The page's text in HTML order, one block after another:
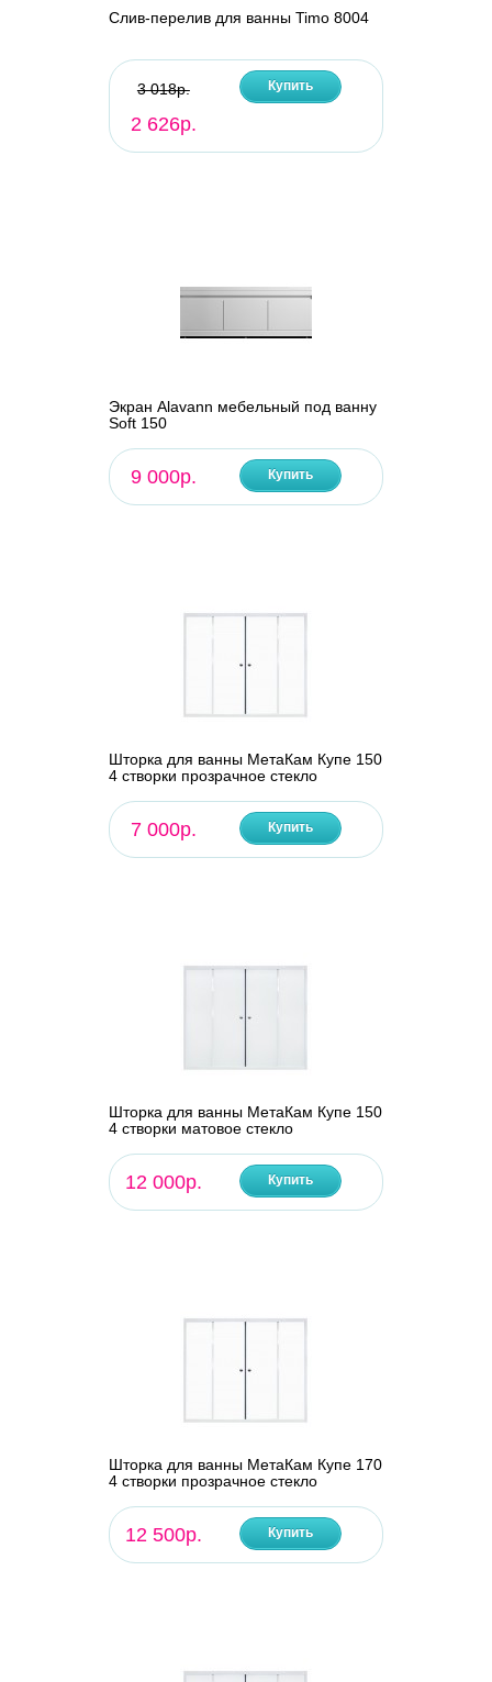
Слив-перелив для ванны Timo 8004
3 018р.
2 626р.
Купить
Экран Alavann мебельный под ванну
Soft 150
9 000р. Купить
Шторка для ванны МетаКам Купе 150
4 створки прозрачное стекло
7 000р. Купить
Шторка для ванны МетаКам Купе 150
4 створки матовое стекло
12 000р. Купить
Шторка для ванны МетаКам Купе 170
4 створки прозрачное стекло
12 500р. Купить